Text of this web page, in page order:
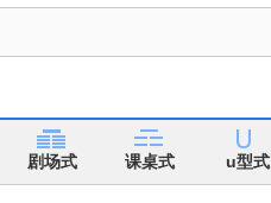
剧场式 课桌式 u型式